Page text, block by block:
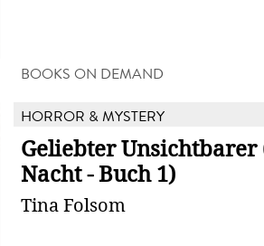
BOOKS ON DEMAND
HORROR & MYSTERY
Geliebter
Nacht - Buch 1)
Tina Folsom